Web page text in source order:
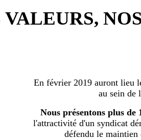
VALEURS,
En février 2019 auront lieu
au sein de
Nous présentons plus de
l'attractivité d'un syndicat
défendu le maintien